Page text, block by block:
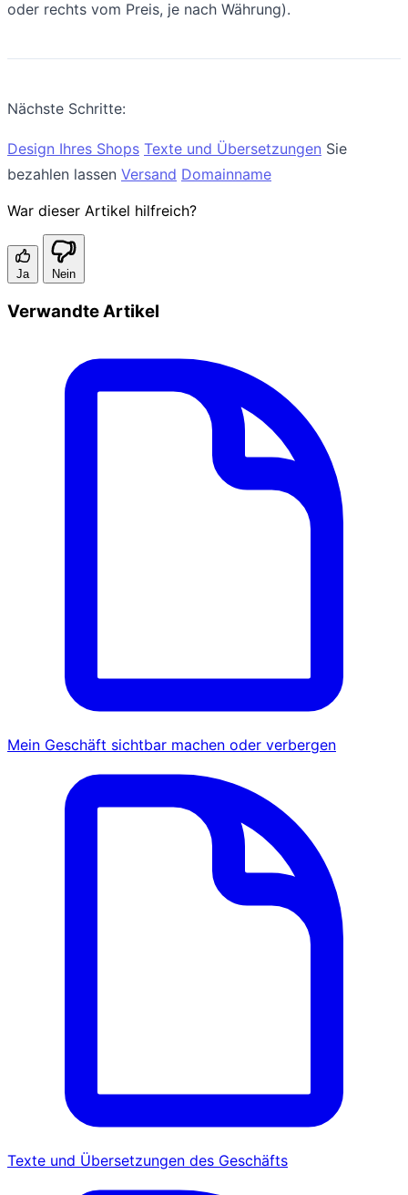
oder rechts vom Preis, je nach Währung).
Nächste Schritte:
Design Ihres Shops Texte und Übersetzungen Sie
bezahlen lassen Versand Domainname
War dieser Artikel hilfreich?
Ja Nein
Verwandte Artikel
Mein Geschäft sichtbar machen oder verbergen
Texte und Übersetzungen des Geschäfts